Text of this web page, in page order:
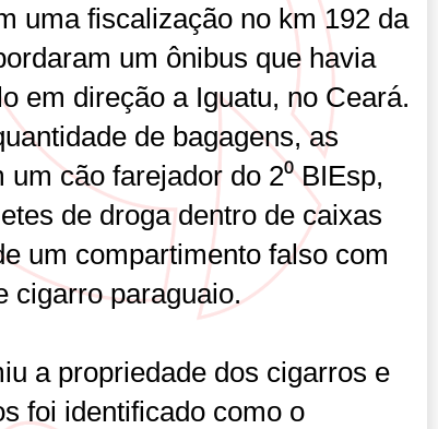
uma fiscalização no km 192 da
um ônibus que havia
em direção a Iguatu, no Ceará.
de bagagens, as
cão farejador do 2⁰ BIEsp,
de droga dentro de caixas
um compartimento falso com
cigarro paraguaio.
a propriedade dos cigarros e
foi identificado como o